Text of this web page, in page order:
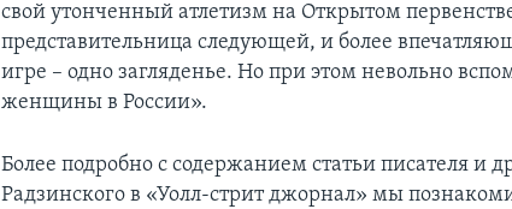
свой утонченный атлетизм на Открытом
представительница следующей, и более
игре – одно загляденье. Но при этом невольно
женщины в России».
Более подробно с содержанием статьи писателя и
Радзинского в «Уолл-стрит джорнал» мы